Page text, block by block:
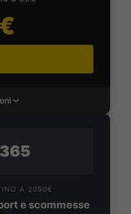
A 2050€
e scommesse